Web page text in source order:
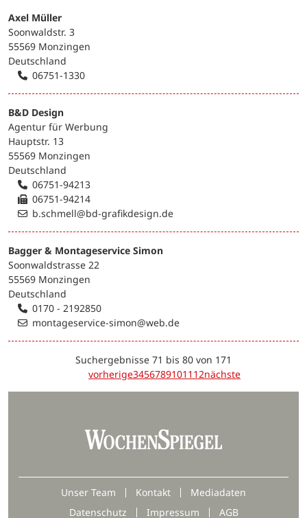
Axel Müller
Soonwaldstr. 3
55569 Monzingen
Deutschland
06751-1330
B&D Design
Agentur für Werbung
Hauptstr. 13
55569 Monzingen
Deutschland
06751-94213
06751-94214
b.schmell@bd-grafikdesign.de
Bagger & Montageservice Simon
Soonwaldstrasse 22
55569 Monzingen
Deutschland
0170 - 2192850
montageservice-simon@web.de
Suchergebnisse 71 bis 80 von 171
vorherige34567891011 12nächste
Unser Team Kontakt
Mediadaten
Datenschutz
Impressum AGB